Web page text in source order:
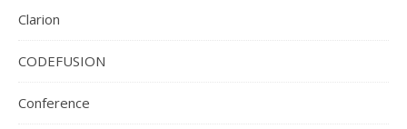
Clarion
CODEFUSION
Conference